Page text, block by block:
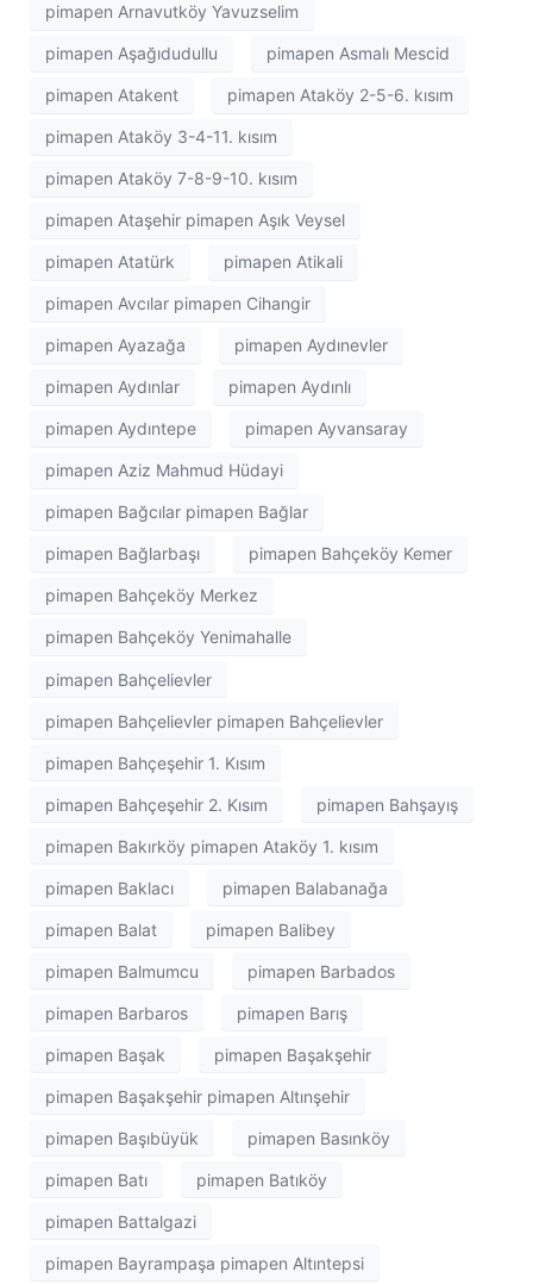
pimapen Arnavutköy Yavuzselim
pimapen Aşağıdudullu pimapen Asmalı Mescid
pimapen Atakent pimapen Ataköy 2-5-6. kısım
pimapen Ataköy 3-4-11. kısım
pimapen Ataköy 7-8-9-10. kısım
pimapen Ataşehir pimapen Aşık Veysel
pimapen Atatürk pimapen Atikali
pimapen Avcılar pimapen Cihangir
pimapen Ayazağa pimapen Aydınevler
pimapen Aydınlar pimapen Aydınlı
pimapen Aydıntepe pimapen Ayvansaray
pimapen Aziz Mahmud Hüdayi
pimapen Bağcılar pimapen Bağlar
pimapen Bağlarbaşı pimapen Bahçeköy Kemer
pimapen Bahçeköy Merkez
pimapen Bahçeköy Yenimahalle
pimapen Bahçelievler
pimapen Bahçelievler pimapen Bahçelievler
pimapen Bahçeşehir 1. Kısım
pimapen Bahçeşehir 2. Kısım pimapen Bahşayış
pimapen Bakırköy pimapen Ataköy 1. kısım
pimapen Baklacı pimapen Balabanağa
pimapen Balat pimapen Balibey
pimapen Balmumcu pimapen Barbados
pimapen Barbaros pimapen Barış
pimapen Başak pimapen Başakşehir
pimapen Başakşehir pimapen Altınşehir
pimapen Başıbüyük pimapen Basınköy
pimapen Batı pimapen Batıköy
pimapen Battalgazi
pimapen Bayrampaşa pimapen Altıntepsi